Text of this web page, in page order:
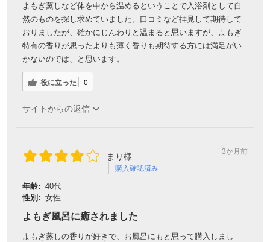
よもぎ蒸しなど体を中から温めるということで入浴剤として自
然のものを探し求めていました。口コミなど拝見して期待して
おりましたが、確かにじんわりと温まると思いますが、よもぎ
特有の香りが思ったよりも薄く香りも期待する方には満足がい
かないのでは、と思います。
役に立った 0
サイトからの返信
まり様
購入確認済み
3か月前
年齢: 40代
性別: 女性
よもぎ風呂に癒されました
よもぎ蒸しの香りが好きで、お風呂にもと思って購入しまし